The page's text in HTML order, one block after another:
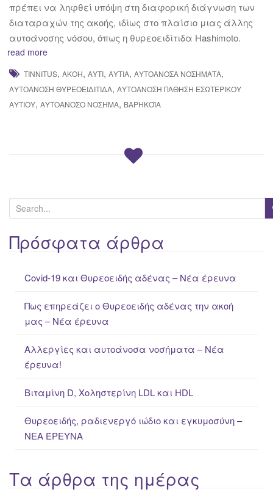
πρέπει να ληφθεί υπόψη στη διαφορική διάγνωση των
διαταραχών της ακοής, ιδίως στο πλαίσιο μιας άλλης
αυτοάνοσης νόσου, όπως η θυρεοειδίτιδα Hashimoto.
read more
TINNITUS, ΑΚΟΉ, ΑΥΤΊ, ΑΥΤΙΆ, ΑΥΤΟΆΝΟΣΑ ΝΟΣΉΜΑΤΑ,
ΑΥΤΟΆΝΟΣΗ ΘΥΡΕΟΕΙΔΊΤΙΔΑ, ΑΥΤΟΆΝΟΣΗ ΠΆΘΗΣΗ ΕΣΩΤΕΡΙΚΟΎ
ΑΥΤΙΟΎ, ΑΥΤΟΆΝΟΣΟ ΝΌΣΗΜΑ, ΒΑΡΗΚΟΪ́Α
e
a
rΠρόσφατα άρθρα
Covid-19 και Θυρεοειδής αδένας – Νέα έρευνα
Πως επηρεάζει ο Θυρεοειδής αδένας την ακοή
μας – Νέα έρευνα
Αλλεργίες και αυτοάνοσα νοσήματα – Νέα
έρευνα!
Βιταμίνη D, Χοληστερίνη LDL και HDL
Θυρεοειδής, ραδιενεργό ιώδιο και εγκυμοσύνη –
ΝΕΑ ΈΡΕΥΝΑ
Τα άρθρα της ημέρας